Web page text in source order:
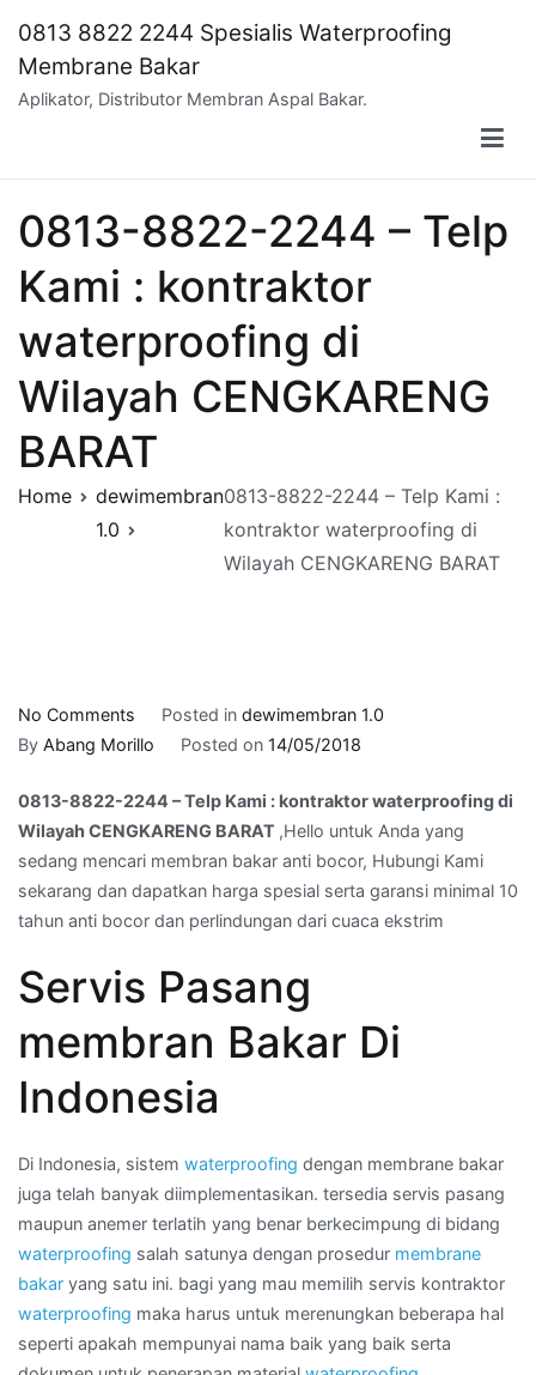
content
0813 8822 2244 Spesialis Waterproofing
Membrane Bakar
Aplikator, Distributor Membran Aspal Bakar.
0813-8822-2244 – Telp
Kami : kontraktor
waterproofing di
Wilayah CENGKARENG
BARAT
Home
dewimembran
1.0
0813-8822-2244 – Telp Kami :
kontraktor waterproofing di
Wilayah CENGKARENG BARAT
No Comments
0813-
2244
–
Telp
Kami
:
waterproofing
Wilayah
BARAT
Posted in dewimembran 1.0
By Abang Morillo Posted on 14/05/2018
0813-8822-2244 – Telp Kami : kontraktor waterproofing di
Wilayah CENGKARENG BARAT ,Hello untuk Anda yang
sedang mencari membran bakar anti bocor, Hubungi Kami
sekarang dan dapatkan harga spesial serta garansi minimal 10
tahun anti bocor dan perlindungan dari cuaca ekstrim
Servis Pasang
membran Bakar Di
Indonesia
Di Indonesia, sistem waterproofing dengan membrane bakar
juga telah banyak diimplementasikan. tersedia servis pasang
maupun anemer terlatih yang benar berkecimpung di bidang
waterproofing salah satunya dengan prosedur membrane
bakar yang satu ini. bagi yang mau memilih servis kontraktor
waterproofing maka harus untuk merenungkan beberapa hal
seperti apakah mempunyai nama baik yang baik serta